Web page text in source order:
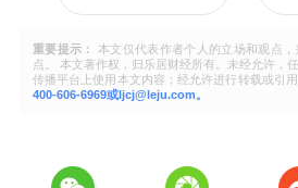
重要提示：
本文仅代表作者个人的立场和观点
点。 本文著作权，归乐居财经所有。未经允许，
传播平台上使用本文内容；经允许进行转载或引用
400-606-6969或ljcj@leju.com。